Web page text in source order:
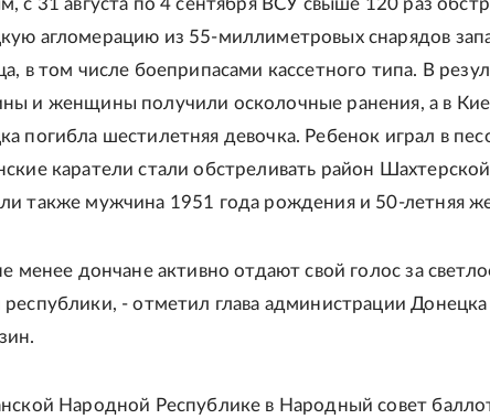
с 31 августа по 4 сентября ВСУ свыше 120 раз
агломерацию из 55-миллиметровых снарядов
в том числе боеприпасами кассетного типа. В
и женщины получили осколочные ранения, а в
погибла шестилетняя девочка. Ребенок играл в
каратели стали обстреливать район
также мужчина 1951 года рождения и 50-летняя
менее дончане активно отдают свой голос за
- отметил глава администрации
Народной Республике в Народный совет